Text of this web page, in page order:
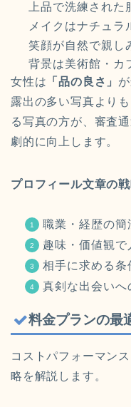
上品で洗練された
メイクはナチュラ
笑顔が自然で親し
背景は美術館・カ
女性は 「品の良さ」
露出の多い写真より
る写真の方が、審査
劇的に向上します。
プロフィール文章の
職業・経歴の簡
趣味・価値観
相手に求める条
真剣な出会いへ
料金プランの最
コストパフォーマン
略を解説します。